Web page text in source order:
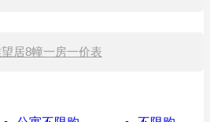
居8幢一房一价表